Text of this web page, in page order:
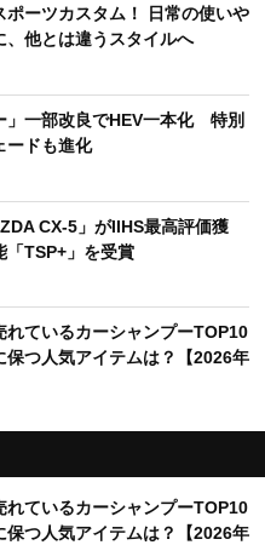
ポーツカスタム！ 日常の使いや
、他とは違うスタイルへ
」一部改良でHEV一本化 特別
ードも進化
CX-5」がIIHS最高評価獲
TSP+」を受賞
れているカーシャンプーTOP10
保つ人気アイテムは？【2026年
れているカーシャンプーTOP10
保つ人気アイテムは？【2026年